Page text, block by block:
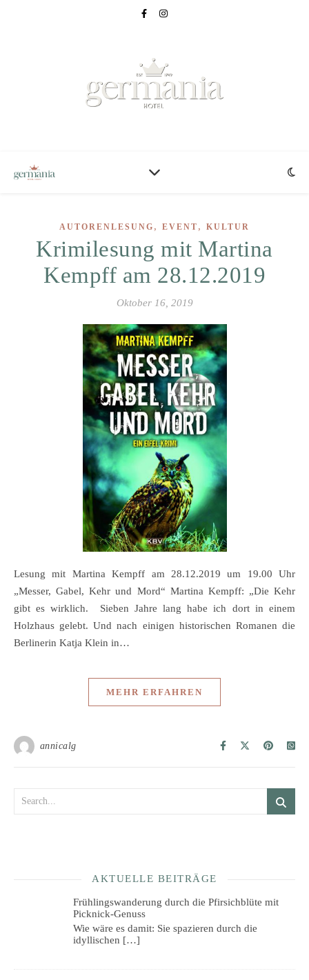
AUTORENLESUNG , EVENT , KULTUR
Krimilesung mit Martina
Kempff am 28.12.2019
Oktober 16, 2019
Lesung mit Martina Kempff am 28.12.2019 um 19.00 Uhr
„Messer, Gabel, Kehr und Mord“ Martina Kempff: „Die Kehr
gibt es wirklich. Sieben Jahre lang habe ich dort in einem
Holzhaus gelebt. Und nach einigen historischen Romanen die
Berlinerin Katja Klein in…
MEHR ERFAHREN
annicalg
AKTUELLE BEITRÄGE
Frühlingswanderung durch die Pfirsichblüte mit
Picknick-Genuss
Wie wäre es damit: Sie spazieren durch die
idyllischen […]